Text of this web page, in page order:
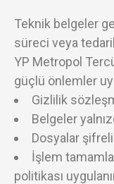
Teknik belgeler
süreci veya
YP Metropol
güçlü önlemler
Gizlilik
Belgeler
Dosyalar şifreli
İşlem
politikası